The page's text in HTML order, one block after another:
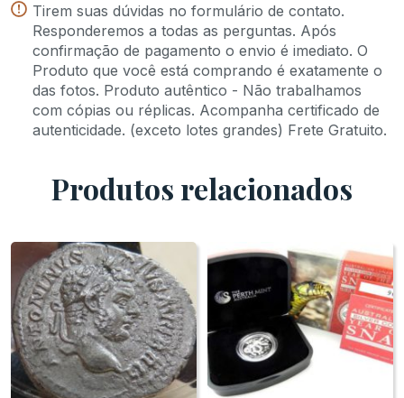
Weight: 3.24 g.
Tirem suas dúvidas no formulário de contato.
Responderemos a todas as perguntas. Após
confirmação de pagamento o envio é imediato. O
Produto que você está comprando é exatamente o
das fotos. Produto autêntico - Não trabalhamos
com cópias ou réplicas. Acompanha certificado de
autenticidade. (exceto lotes grandes) Frete Gratuito.
Produtos relacionados